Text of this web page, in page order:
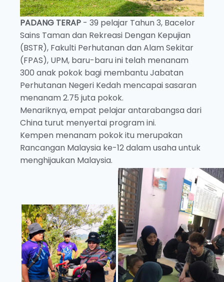
PADANG TERAP - 39 pelajar Tahun 3, Bacelor
Sains Taman dan Rekreasi Dengan Kepujian
(BSTR), Fakulti Perhutanan dan Alam Sekitar
(FPAS), UPM, baru-baru ini telah menanam
300 anak pokok bagi membantu Jabatan
Perhutanan Negeri Kedah mencapai sasaran
menanam 2.75 juta pokok.
Menariknya, empat pelajar antarabangsa dari
China turut menyertai program ini.
Kempen menanam pokok itu merupakan
Rancangan Malaysia ke-12 dalam usaha untuk
menghijaukan Malaysia.